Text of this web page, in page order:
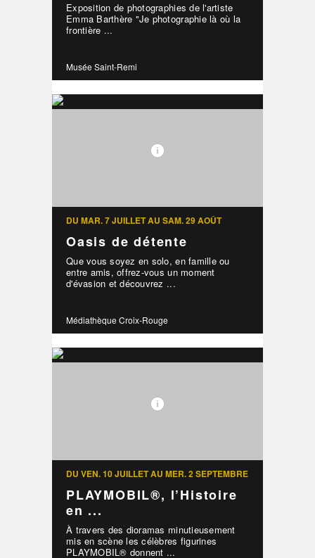
Exposition de photographies de l'artiste
Emma Barthère "Je photographie là où la
frontière ...
Musée Saint-Remi
DU MAR. 7 JUILLET AU SAM. 29 AOÛT
Oasis de détente
Que vous soyez en solo, en famille ou
entre amis, offrez-vous un moment
d'évasion et découvrez ...
Médiathèque Croix-Rouge
DU VEN. 10 JUILLET AU MER. 2 SEPTEMBRE
PLAYMOBIL®, l’Histoire
en ...
À travers des dioramas minutieusement
mis en scène les célèbres figurines
PLAYMOBIL® donnent ...